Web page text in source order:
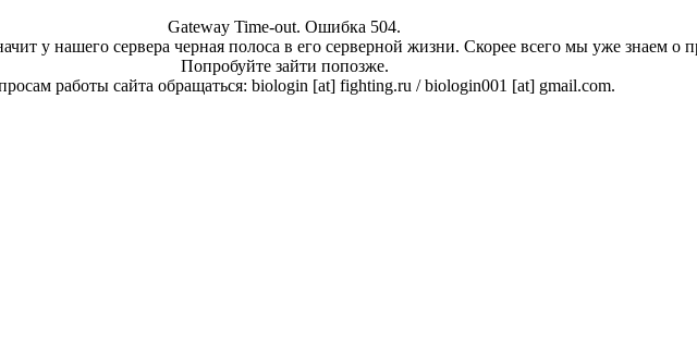
Gateway Time-out. Ошибка 504.
у нашего сервера черная полоса в его серверной жизни. Скорее всего мы уже знаем о
Попробуйте зайти попозже.
работы сайта обращаться: biologin [at] fighting.ru / biologin001 [at] gmail.com.